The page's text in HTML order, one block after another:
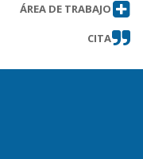
ÁREA DE TRABAJO
CITA